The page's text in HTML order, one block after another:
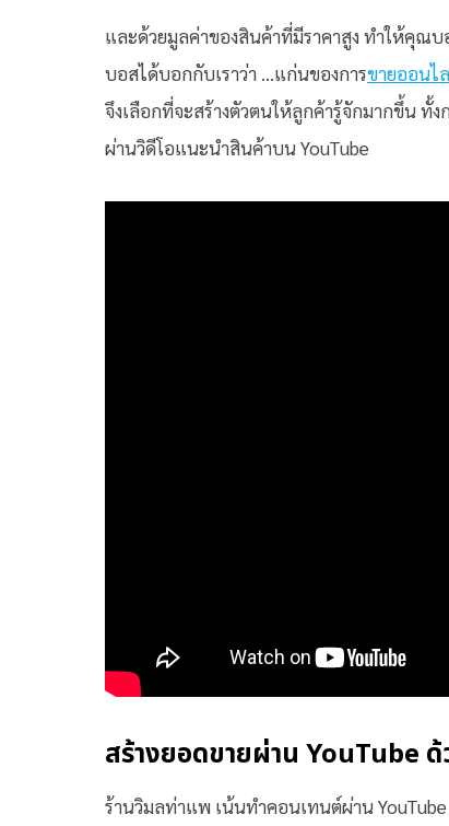
และด้วยมูลค่าของสินค้าที่มีราคาสูง ทำให้คุณ
บอสได้บอกกับเราว่า …แก่นของการขายออนไ
จึงเลือกที่จะสร้างตัวตนให้ลูกค้ารู้จักมากขึ้น ทั้
ผ่านวิดีโอแนะนำสินค้าบน YouTube
สร้างยอดขายผ่าน YouTube
ร้านวิมลท่าแพ เน้นทำคอนเทนต์ผ่าน